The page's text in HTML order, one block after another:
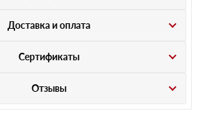
Доставка и оплата
Сертификаты
Отзывы